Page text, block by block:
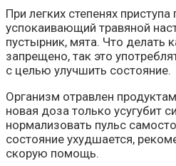
При легких степенях
успокаивающий травяной
пустырник, мята. Что делать
запрещено, так это
с целью улучшить состояние.
Организм отравлен
новая доза только усугубит
нормализовать пульс
состояние ухудшается,
скорую помощь.